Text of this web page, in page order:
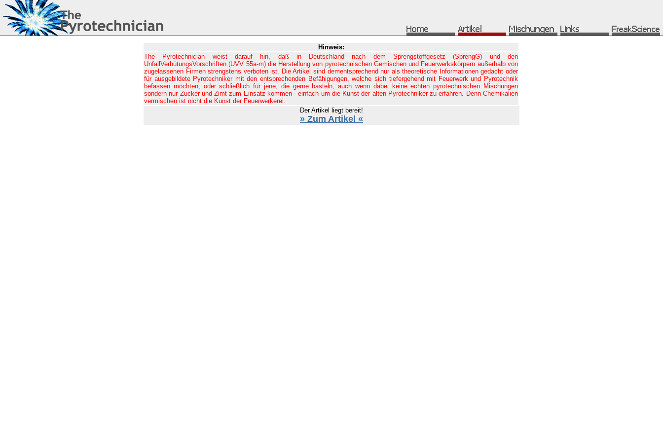
Hinweis:
The Pyrotechnician weist darauf hin, daß in Deutschland nach dem Sprengstoffgesetz (SprengG) und den
UnfallVerhütungsVorschriften (UVV 55a-m) die Herstellung von pyrotechnischen Gemischen und Feuerwerkskörpern außerhalb von
zugelassenen Firmen strengstens verboten ist. Die Artikel sind dementsprechend nur als theoretische Informationen gedacht oder
für ausgebildete Pyrotechniker mit den entsprechenden Befähigungen, welche sich tiefergehend mit Feuerwerk und Pyrotechnik
befassen möchten; oder schließlich für jene, die gerne basteln, auch wenn dabei keine echten pyrotechnischen Mischungen
sondern nur Zucker und Zimt zum Einsatz kommen - einfach um die Kunst der alten Pyrotechniker zu erfahren. Denn Chemikalien
vermischen ist nicht die Kunst der Feuerwerkerei.
Der Artikel liegt bereit!
» Zum Artikel «